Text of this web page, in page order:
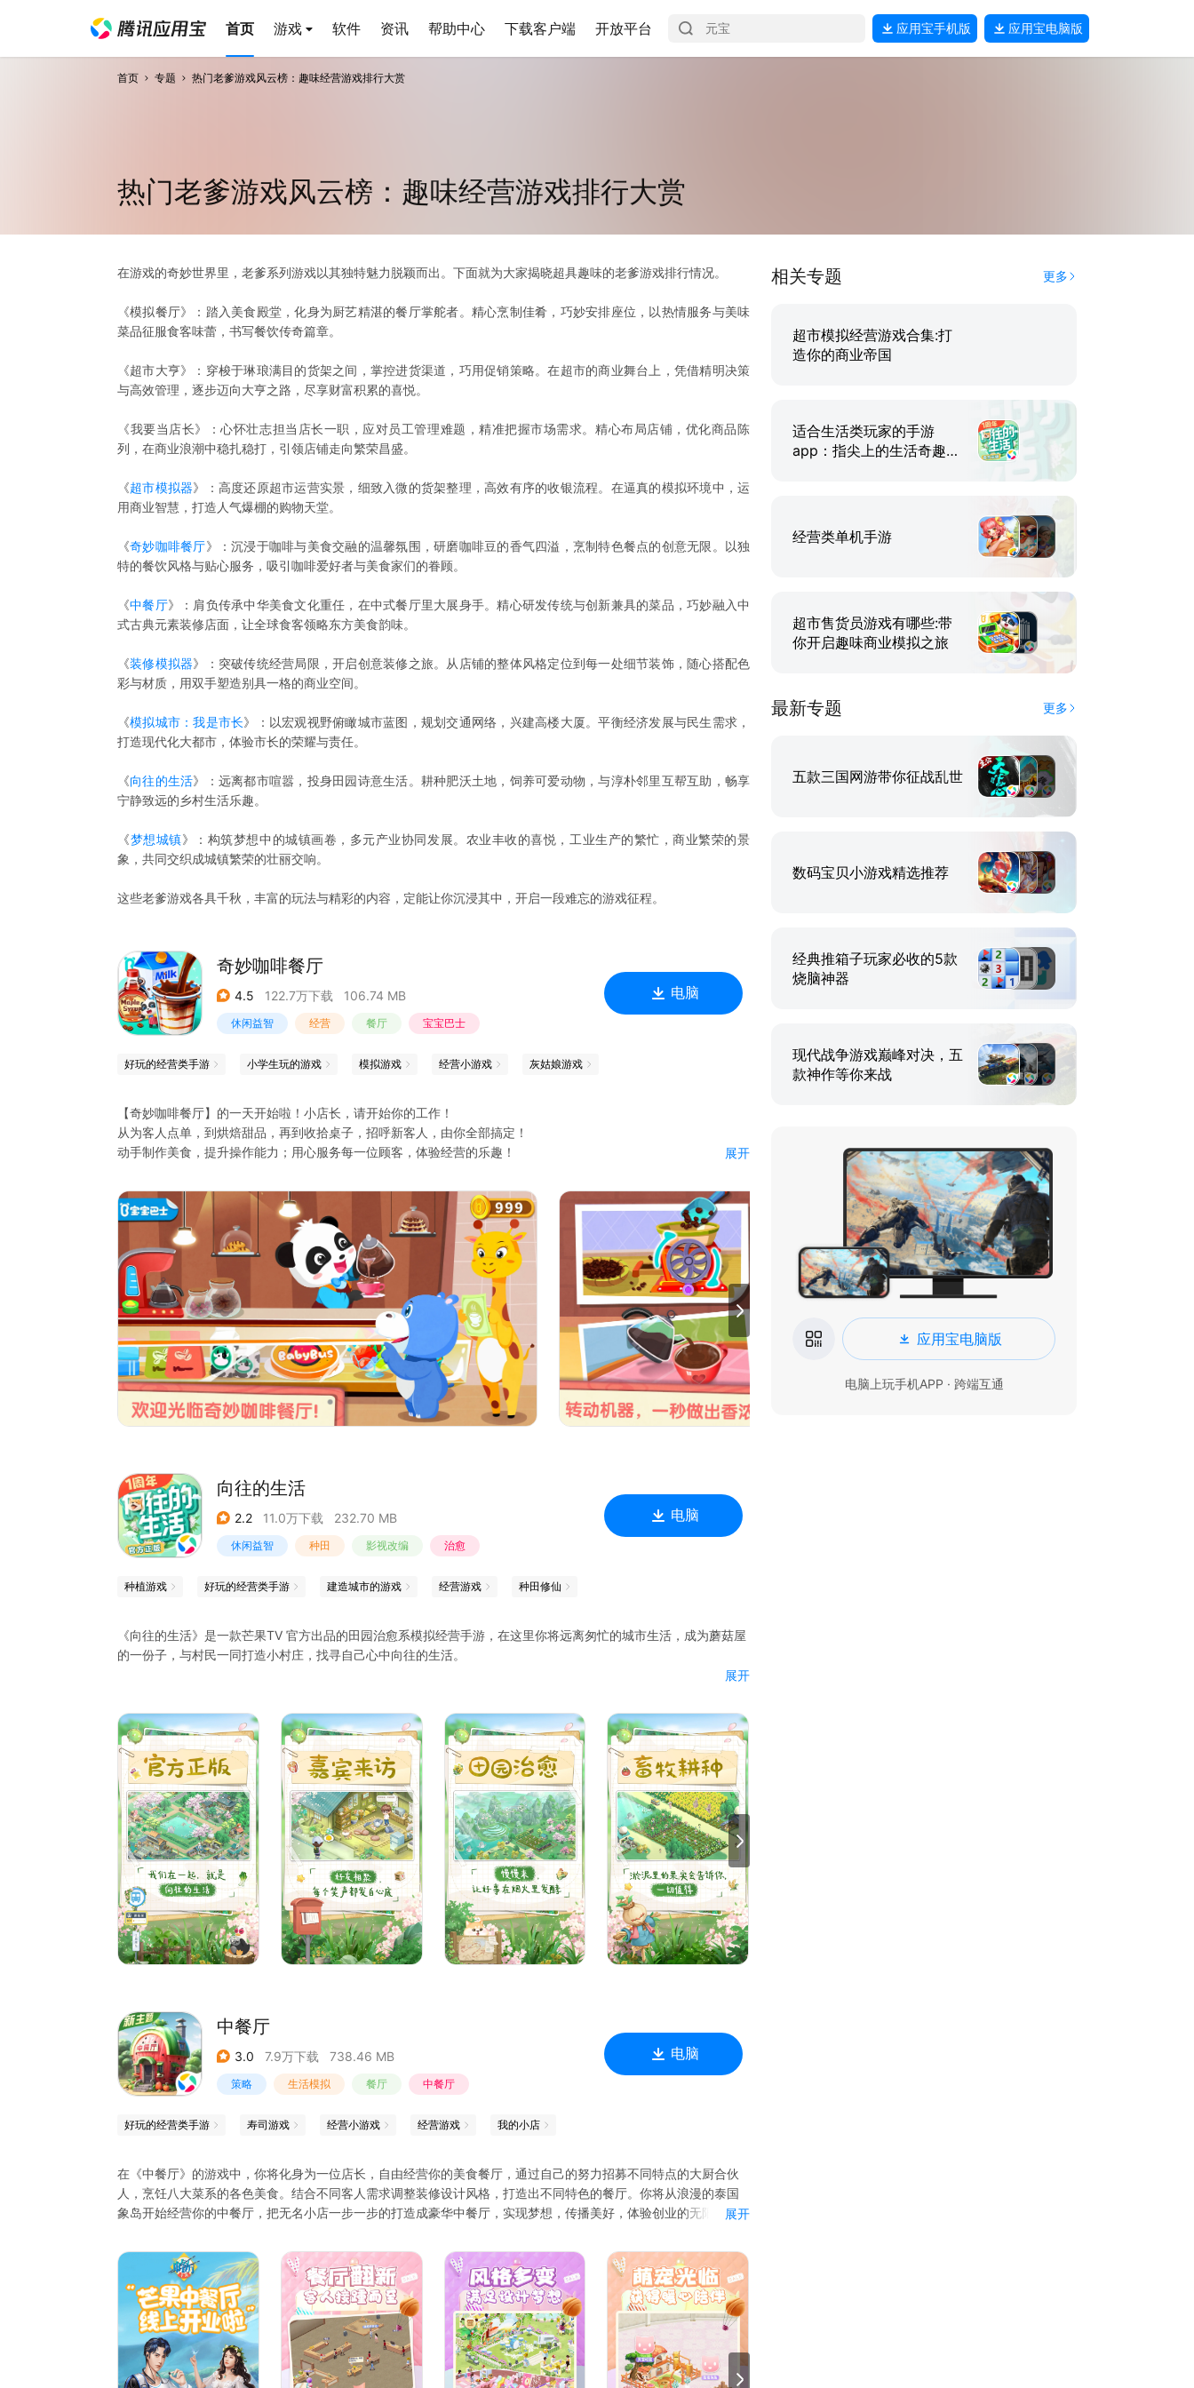
首页 游戏 软件 资讯 帮助中心 下载客户端 开放平台 应用宝手机版 应用宝电脑版
首页 专题 热门老爹游戏风云榜：趣味经营游戏排行大赏
热门老爹游戏风云榜：趣味经营游戏排行大赏
在游戏的奇妙世界里，老爹系列游戏以其独特魅力脱颖而出。下面就为大家揭晓超具趣味的老爹游戏排行情况。
《模拟餐厅》：踏入美食殿堂，化身为厨艺精湛的餐厅掌舵者。精心烹制佳肴，巧妙安排座位，以热情服务与美味
菜品征服食客味蕾，书写餐饮传奇篇章。
《超市大亨》：穿梭于琳琅满目的货架之间，掌控进货渠道，巧用促销策略。在超市的商业舞台上，凭借精明决策
与高效管理，逐步迈向大亨之路，尽享财富积累的喜悦。
《我要当店长》：心怀壮志担当店长一职，应对员工管理难题，精准把握市场需求。精心布局店铺，优化商品陈
列，在商业浪潮中稳扎稳打，引领店铺走向繁荣昌盛。
《超市模拟器》：高度还原超市运营实景，细致入微的货架整理，高效有序的收银流程。在逼真的模拟环境中，运
用商业智慧，打造人气爆棚的购物天堂。
《奇妙咖啡餐厅》：沉浸于咖啡与美食交融的温馨氛围，研磨咖啡豆的香气四溢，烹制特色餐点的创意无限。以独
特的餐饮风格与贴心服务，吸引咖啡爱好者与美食家们的眷顾。
《中餐厅》：肩负传承中华美食文化重任，在中式餐厅里大展身手。精心研发传统与创新兼具的菜品，巧妙融入中
式古典元素装修店面，让全球食客领略东方美食韵味。
《装修模拟器》：突破传统经营局限，开启创意装修之旅。从店铺的整体风格定位到每一处细节装饰，随心搭配色
彩与材质，用双手塑造别具一格的商业空间。
《模拟城市：我是市长》：以宏观视野俯瞰城市蓝图，规划交通网络，兴建高楼大厦。平衡经济发展与民生需求，
打造现代化大都市，体验市长的荣耀与责任。
《向往的生活》：远离都市喧嚣，投身田园诗意生活。耕种肥沃土地，饲养可爱动物，与淳朴邻里互帮互助，畅享
宁静致远的乡村生活乐趣。
《梦想城镇》：构筑梦想中的城镇画卷，多元产业协同发展。农业丰收的喜悦，工业生产的繁忙，商业繁荣的景
象，共同交织成城镇繁荣的壮丽交响。
这些老爹游戏各具千秋，丰富的玩法与精彩的内容，定能让你沉浸其中，开启一段难忘的游戏征程。
奇妙咖啡餐厅
4.5 122.7万下载 106.74 MB
休闲益智 经营 餐厅 宝宝巴士
电脑
好玩的经营类手游 小学生玩的游戏 模拟游戏 经营小游戏 灰姑娘游戏
【奇妙咖啡餐厅】的一天开始啦！小店长，请开始你的工作！
从为客人点单，到烘焙甜品，再到收拾桌子，招呼新客人，由你全部搞定！
动手制作美食，提升操作能力；用心服务每一位顾客，体验经营的乐趣！
产品内容
【忙碌的一天，从点单开始】
冰淇淋、披萨、饮料、蛋糕、甜甜圈……经典甜品菜单，快翻开看看！
【转动机器，烘焙甜品】
咖啡机、面包机、搅拌机、榨汁机、糖果机……多种机器等你来体验！
【DIY制作，打造特色美食】
三明治里放蔬菜还是培根？做心形饼干还是小熊饼干？多种口味造型，任你DIY！
【打扫餐桌，保持干净】
收拾剩余餐具，把桌子擦干净……多亏了你，餐厅越来越干净！
【招呼顾客，让顾客满意】
又来了一大波客人，赶紧安排座位，别让他们等太久了！
【赚取金币，获得奖励】
用厨艺赚取金币，就能解锁更多道具，烘焙更多甜品！
展开
向往的生活
2.2 11.0万下载 232.70 MB
休闲益智 种田 影视改编 治愈
电脑
种植游戏 好玩的经营类手游 建造城市的游戏 经营游戏 种田修仙
《向往的生活》是一款芒果TV 官方出品的田园治愈系模拟经营手游，在这里你将远离匆忙的城市生活，成为蘑菇屋
的一份子，与村民一同打造小村庄，找寻自己心中向往的生活。
家人们彼此发生或深或浅的故事，在吃饭间隙聊起往事，感知每一个人、每一个动物、每一个植物的情感，用田园
风景喂饱心灵，带着一身烟火继续出发。
转眼间，《向往》与葵花籽们已一同走过无数个日夜，感受过这片土地独有的故事与情感，此次带来一款休闲治愈
的同名官方手游，希望可以让你在游戏中找寻生活的初心，与美好不期而遇。
现在的人们总是很忙！
忙到忘记该如何去感受这个世界
所以在这里
请慢一点，再慢一点！
别让生活的压力挤走快乐，别让鸡零狗碎的事
耗尽你对生活的向往
展开
中餐厅
3.0 7.9万下载 738.46 MB
策略 生活模拟 餐厅 中餐厅
电脑
好玩的经营类手游 寿司游戏 经营小游戏 经营游戏 我的小店
在《中餐厅》的游戏中，你将化身为一位店长，自由经营你的美食餐厅，通过自己的努力招募不同特点的大厨合伙
人，烹饪八大菜系的各色美食。结合不同客人需求调整装修设计风格，打造出不同特色的餐厅。你将从浪漫的泰国
象岛开始经营你的中餐厅，把无名小店一步一步的打造成豪华中餐厅，实现梦想，传播美好，体验创业的无限乐 展开
相关专题 更多
超市模拟经营游戏合集:打
造你的商业帝国
适合生活类玩家的手游
app：指尖上的生活奇趣乐
经营类单机手游
超市售货员游戏有哪些:带
你开启趣味商业模拟之旅
最新专题 更多
五款三国网游带你征战乱世
数码宝贝小游戏精选推荐
经典推箱子玩家必收的5款
烧脑神器
现代战争游戏巅峰对决，五
款神作等你来战
应用宝电脑版
电脑上玩手机APP · 跨端互通